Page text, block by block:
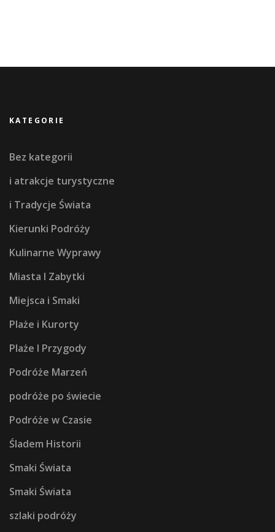
KATEGORIE
Bez kategorii
i atrakcje turystyczne
i Tradycje Świata
Kierunki Podróży
Kulinarne Wyprawy
Miasta I Zabytki
Miejsca i Smaki
Plaże i Kurorty
Plaże I Przygody
Podróże Marzeń
podróże po świecie
Podróże w Czasie
Śladem Historii
Smaki Świata
Smaki Świata
szlaki podróży